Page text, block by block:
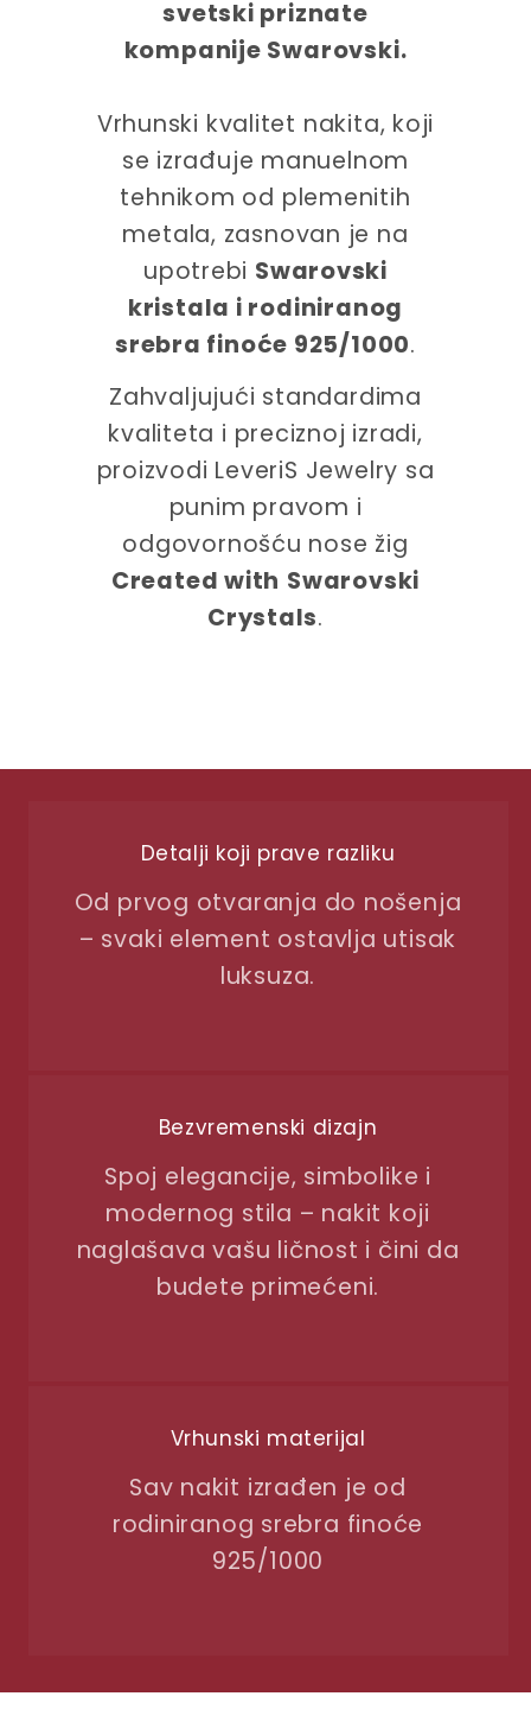
svetski priznate
kompanije Swarovski.
Vrhunski kvalitet nakita, koji
se izrađuje manuelnom
tehnikom od plemenitih
metala, zasnovan je na
upotrebi Swarovski
kristala i rodiniranog
srebra finoće 925/1000.
Zahvaljujući standardima
kvaliteta i preciznoj izradi,
proizvodi LeveriS Jewelry sa
punim pravom i
odgovornošću nose žig
Created with Swarovski
Crystals.
Detalji koji prave razliku
Od prvog otvaranja do nošenja
– svaki element ostavlja utisak
luksuza.
Bezvremenski dizajn
Spoj elegancije, simbolike i
modernog stila – nakit koji
naglašava vašu ličnost i čini da
budete primećeni.
Vrhunski materijal
Sav nakit izrađen je od
rodiniranog srebra finoće
925/1000